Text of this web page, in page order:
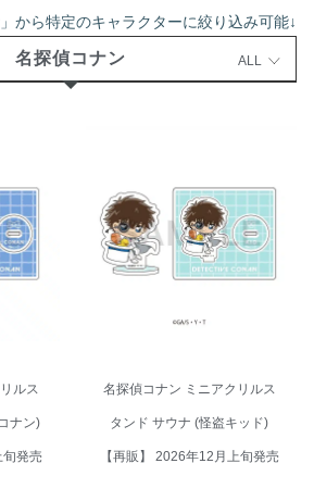
」から特定のキャラクターに絞り込み可能↓
名探偵コナン ALL
スタ
)【再
売
ルス
ナン)
旬発売
名探偵コナン ミニアクリルスタ
ンド サウナ (怪盗キッド)【再
販】 2026年12月上旬発売
名探偵コナン ミニアクリルス
タンド サウナ (怪盗キッド)
【再販】 2026年12月上旬発売